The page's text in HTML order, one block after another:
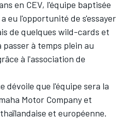
en CEV, l'équipe baptisée
eu l'opportunité de s'essayer
de quelques wild-cards et
à temps plein au
à l'association de
dévoile que l'équipe sera la
Motor Company et
et européenne.